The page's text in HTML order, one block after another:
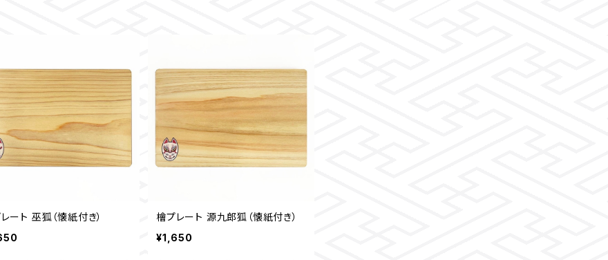
ート 巫狐（懐紙付き）
檜プレート 源九郎狐（懐紙付き）
¥1,650